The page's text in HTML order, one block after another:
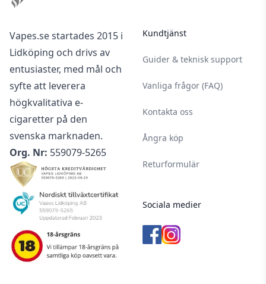
Vapes.se startades 2015 i
Lidköping och drivs av
entusiaster, med mål och
syfte att leverera
högkvalitativa e-
cigaretter på den
svenska marknaden.
Org. Nr: 559079-5265
Kundtjänst
Guider & teknisk support
Vanliga frågor (FAQ)
Kontakta oss
Ångra köp
Returformulär
Sociala medier